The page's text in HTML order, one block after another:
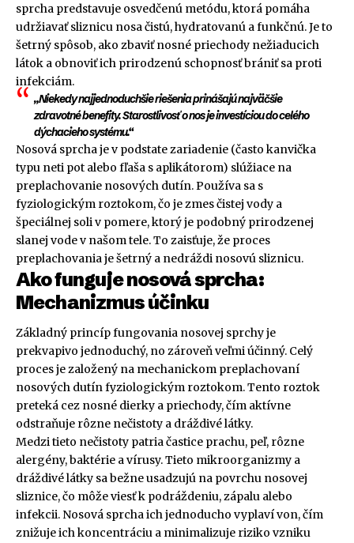
sprcha predstavuje osvedčenú metódu, ktorá pomáha
udržiavať sliznicu nosa čistú, hydratovanú a funkčnú. Je to
šetrný spôsob, ako zbaviť nosné priechody nežiaducich
látok a obnoviť ich prirodzenú schopnosť brániť sa proti
infekciám.
„Niekedy najjednoduchšie riešenia prinášajú najväčšie
zdravotné benefity. Starostlivosť o nos je investíciou do celého
dýchacieho systému.“
Nosová sprcha je v podstate zariadenie (často kanvička
typu neti pot alebo fľaša s aplikátorom) slúžiace na
preplachovanie nosových dutín. Používa sa s
fyziologickým roztokom, čo je zmes čistej vody a
špeciálnej soli v pomere, ktorý je podobný prirodzenej
slanej vode v našom tele. To zaisťuje, že proces
preplachovania je šetrný a nedráždi nosovú sliznicu.
Ako funguje nosová sprcha:
Mechanizmus účinku
Základný princíp fungovania nosovej sprchy je
prekvapivo jednoduchý, no zároveň veľmi účinný. Celý
proces je založený na mechanickom preplachovaní
nosových dutín fyziologickým roztokom. Tento roztok
preteká cez nosné dierky a priechody, čím aktívne
odstraňuje rôzne nečistoty a dráždivé látky.
Medzi tieto nečistoty patria častice prachu, peľ, rôzne
alergény, baktérie a vírusy. Tieto mikroorganizmy a
dráždivé látky sa bežne usadzujú na povrchu nosovej
sliznice, čo môže viesť k podráždeniu, zápalu alebo
infekcii. Nosová sprcha ich jednoducho vyplaví von, čím
znižuje ich koncentráciu a minimalizuje riziko vzniku